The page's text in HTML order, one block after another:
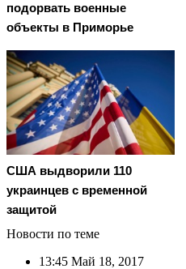
подорвать военные
объекты в Приморье
США выдворили 110
украинцев с временной
защитой
Новости по теме
13:45 Май 18, 2017